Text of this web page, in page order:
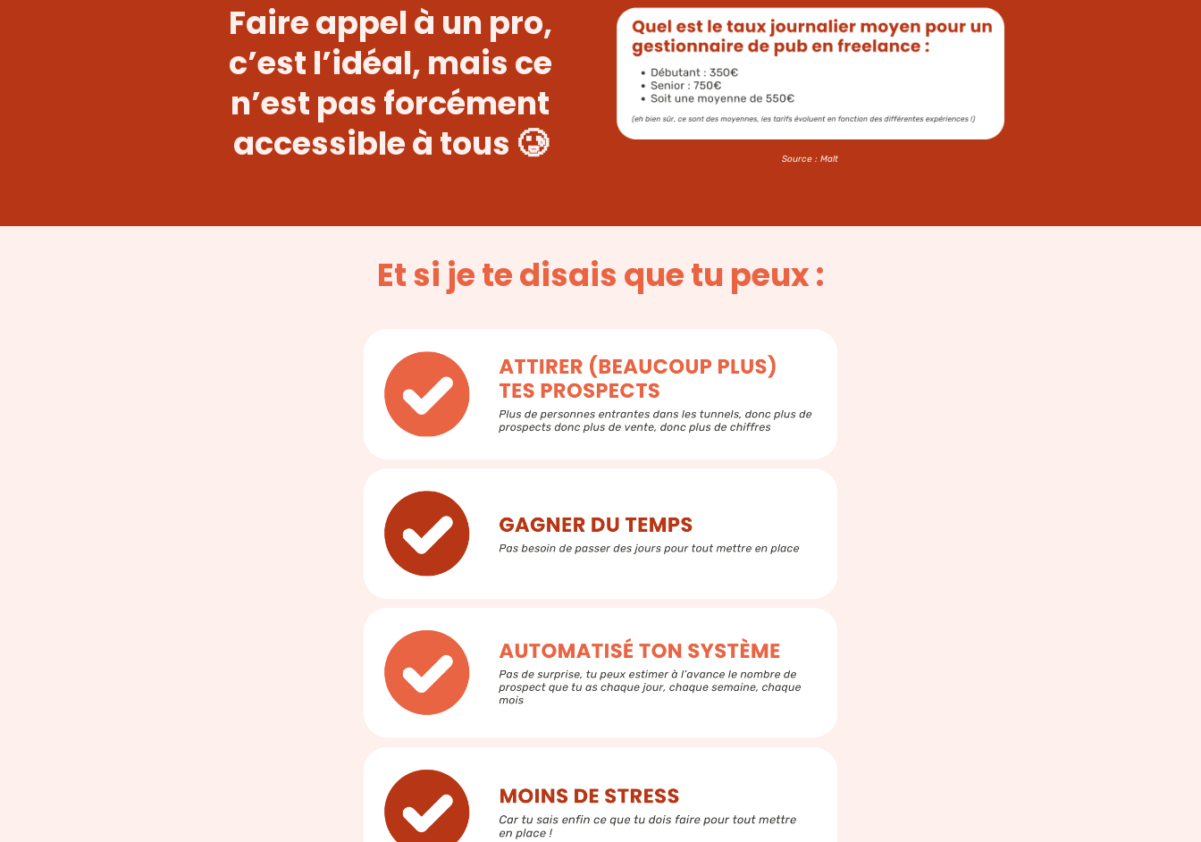
Faire appel à un pro,
c’est l’idéal, mais ce
n’est pas forcément
accessible à tous 🥲
Source : Malt
Et si je te disais que tu peux :